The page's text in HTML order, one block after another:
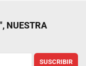
NUESTRA
SUSCRIBIR